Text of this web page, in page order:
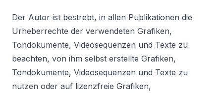
Der Autor ist bestrebt, in allen Publikationen die
Urheberrechte der verwendeten Grafiken,
Tondokumente, Videosequenzen und Texte zu
beachten, von ihm selbst erstellte Grafiken,
Tondokumente, Videosequenzen und Texte zu
nutzen oder auf lizenzfreie Grafiken,